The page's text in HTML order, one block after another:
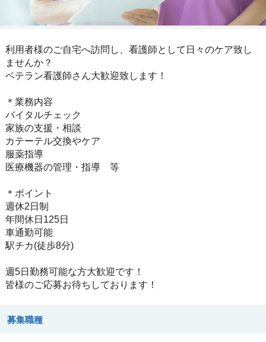
利用者様のご自宅へ訪問し、看護師として日々のケア致し
ませんか？
ベテラン看護師さん大歓迎致します！
＊業務内容
バイタルチェック
家族の支援・相談
カテーテル交換やケア
服薬指導
医療機器の管理・指導 等
＊ポイント
週休2日制
年間休日125日
車通勤可能
駅チカ(徒歩8分)
週5日勤務可能な方大歓迎です！
皆様のご応募お待ちしております！
募集職種